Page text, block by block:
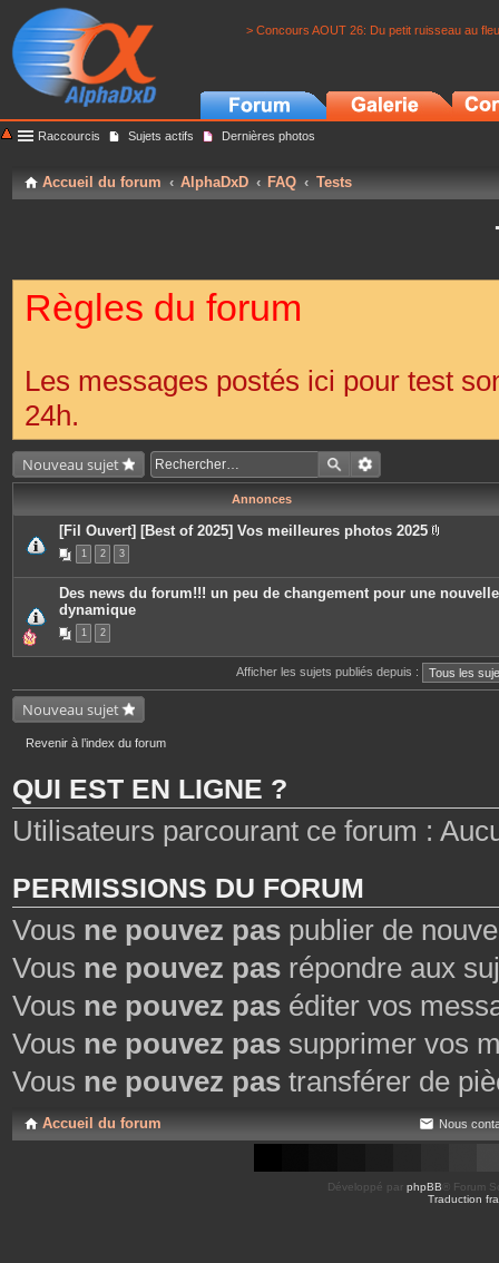
> Concours AOUT 26: Du petit ruisseau au
Raccourcis Sujets actifs Dernières photos
Accueil du forum AlphaDxD FAQ Tests
Règles du forum
Les messages postés ici pour test
24h.
Nouveau sujet
Annonces
[Fil Ouvert] [Best of 2025] Vos meilleures photos 2025
c
e
n
t
e
1 2 3
Des news du forum!!! un peu de changement pour une nouvelle
dynamique
1 2
Afficher les sujets publiés depuis :
Nouveau sujet
Revenir à l’index du forum
QUI EST EN LIGNE ?
Utilisateurs parcourant ce forum :
PERMISSIONS DU FORUM
Vous ne pouvez pas publier de
Vous ne pouvez pas répondre aux
Vous ne pouvez pas éditer vos
Vous ne pouvez pas supprimer vos
Vous ne pouvez pas transférer de
Accueil du forum Nous
Développé par phpBB ® Forum
Traduction